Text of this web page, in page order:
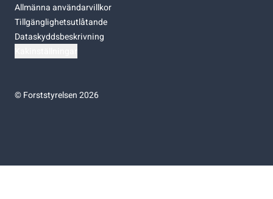
Allmänna användarvillkor
Tillgänglighetsutlåtande
Dataskyddsbeskrivning
©Forststyrelsen 2026